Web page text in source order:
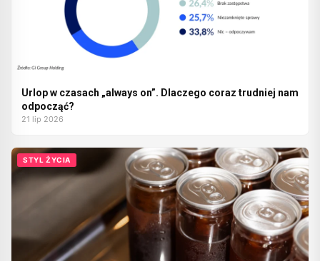
Urlop w czasach „always on”. Dlaczego coraz trudniej nam
odpocząć?
21 lip 2026
STYL ŻYCIA